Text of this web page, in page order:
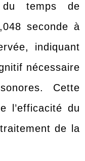
du temps de
seconde à
indiquant
nécessaire
Cette
l’efficacité du
de la